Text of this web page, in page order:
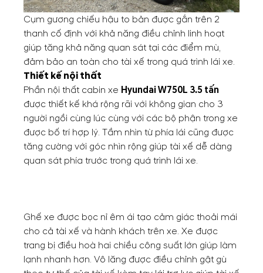
Cụm gương chiếu hậu to bản được gắn trên 2
thanh cố định với khả năng điều chỉnh linh hoạt
giúp tăng khả năng quan sát tại các điểm mù,
đảm bảo an toàn cho tài xế trong quá trình lái xe.
Thiết kế nội thất
Phần nội thất cabin xe Hyundai W750L 3.5 tấn
được thiết kế khá rộng rãi với không gian cho 3
người ngồi cùng lúc cùng với các bộ phận trong xe
được bố trí hợp lý. Tầm nhìn từ phía lái cũng được
tăng cường với góc nhìn rộng giúp tài xế dễ dàng
quan sát phía trước trong quá trình lái xe.
Ghế xe được bọc nỉ êm ái tạo cảm giác thoải mái
cho cả tài xế và hành khách trên xe. Xe được
trang bị điều hoà hai chiều công suất lớn giúp làm
lạnh nhanh hơn. Vô lăng được điều chỉnh gật gù